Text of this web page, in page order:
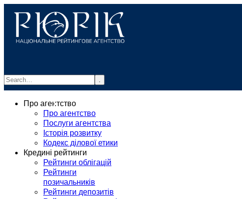
.
info@rurik.com.ua
Про агентство
Про агентство
Послуги агентства
Історія розвитку
Кодекс ділової етики
Кредині рейтинги
Рейтинги облігацій
Рейтинги
позичальників
Рейтинги депозитів